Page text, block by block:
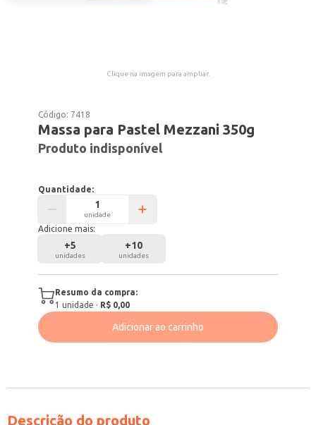
Clique na imagem para ampliar.
Código: 7418
Massa para Pastel Mezzani 350g
Produto indisponível
Quantidade:
unidade
Adicione mais:
+5
unidades
+10
unidades
Resumo da compra:
1 unidade · R$ 0,00
Adicionar ao carrinho
Descrição do produto